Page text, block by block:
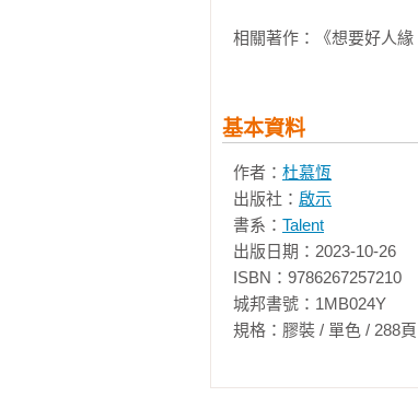
人業務的後續效應很難掌
妻：我想換一台高畫質
夫：你應該多花時間充
☉溝通問題：妻所談的
溝通時，雖然看似都在
爭執。若是身分有高低，
相關著作：《想要好人緣
基本資料
作者： 杜慕恆
出版社： 啟示
書系： Talent
出版日期：2023-10-26
ISBN：9786267257210
城邦書號：1MB024Y
規格：膠裝 / 單色 /